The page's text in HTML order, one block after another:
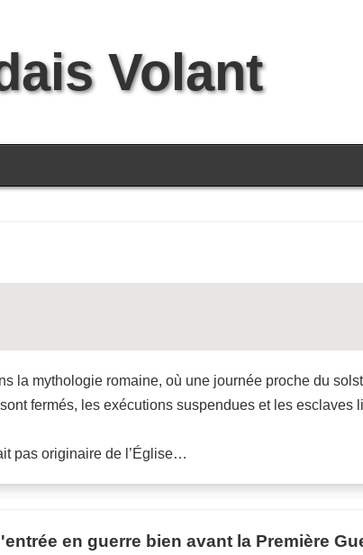
Volant
la mythologie romaine, où une journée proche du
fermés, les exécutions suspendues et les esclaves
pas originaire de l’Église…
en guerre bien avant la Première